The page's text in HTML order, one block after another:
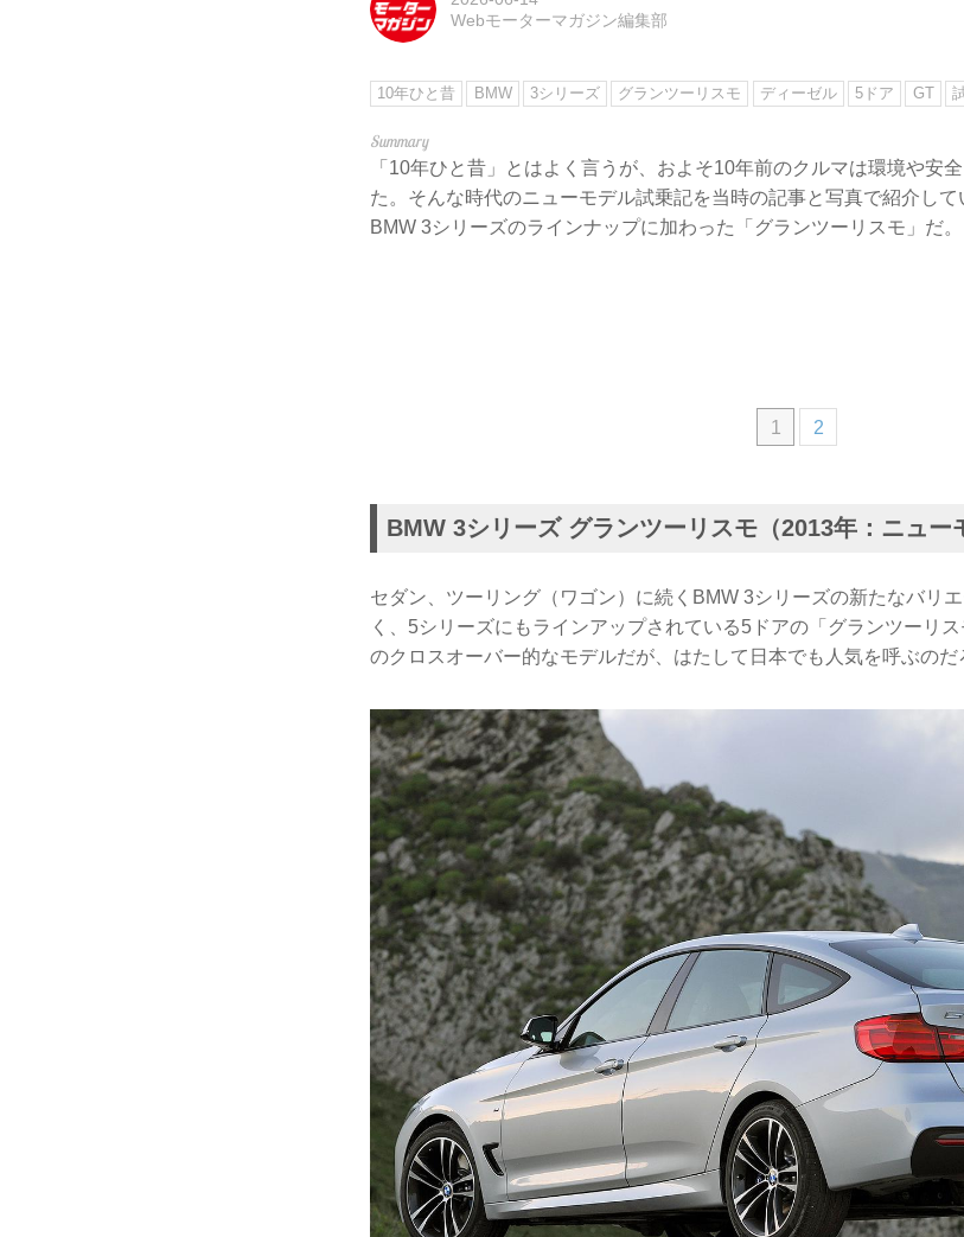
Webモーターマガジン編集部
10年ひと昔 BMW 3シリーズ グランツーリスモ ディーゼル 5ドア GT
「10年ひと昔」とはよく言うが、およそ10年前のクルマは環境や安
た。そんな時代のニューモデル試乗記を当時の記事と写真で紹介し
BMW 3シリーズのラインナップに加わった「グランツーリスモ」だ。
1 2
BMW 3シリーズ グランツーリスモ（2013年：ニュー
セダン、ツーリング（ワゴン）に続くBMW 3シリーズの新たなバリ
く、5シリーズにもラインアップされている5ドアの「グランツーリ
のクロスオーバー的なモデルだが、はたして日本でも人気を呼ぶのだ